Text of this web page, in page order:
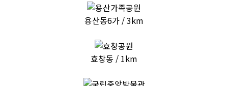
용산동6가 / 3km
효창동 / 1km